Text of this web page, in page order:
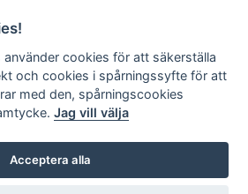
Sök
cookies för att säkerställa
och cookies i spårningssyfte för att
med den, spårningscookies
Jag vill välja
Acceptera alla